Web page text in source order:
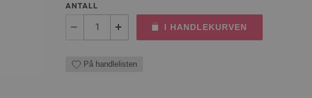
ANTALL
I HANDLEKURVEN
På handlelisten